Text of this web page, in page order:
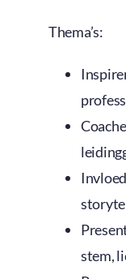
Thema’s:
stem,